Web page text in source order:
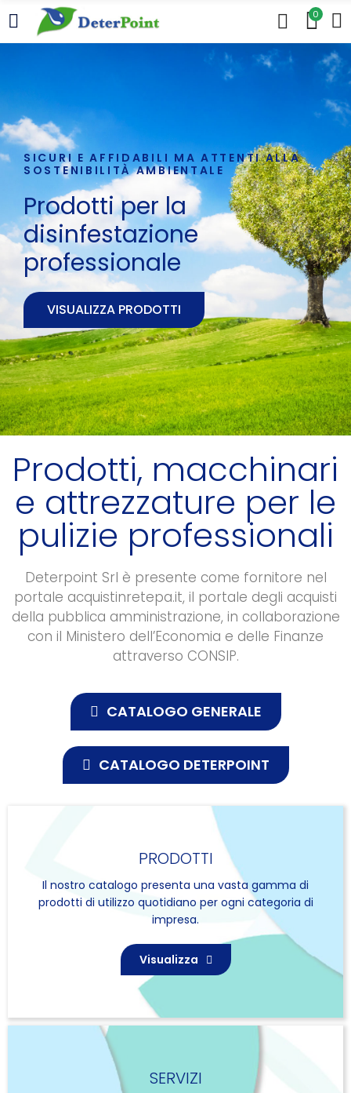
0
SICURI E AFFIDABILI MA ATTENTI ALLA
SOSTENIBILITÀ AMBIENTALE
Prodotti per la
disinfestazione
professionale
VISUALIZZA PRODOTTI
Prodotti, macchinari
e attrezzature per le
pulizie professionali
Deterpoint Srl è presente come fornitore nel
portale acquistinretepa.it, il portale degli acquisti
della pubblica amministrazione, in collaborazione
con il Ministero dell’Economia e delle Finanze
attraverso CONSIP.
CATALOGO GENERALE
CATALOGO DETERPOINT
PRODOTTI
Il nostro catalogo presenta una vasta gamma di
prodotti di utilizzo quotidiano per ogni categoria di
impresa.
Visualizza
SERVIZI